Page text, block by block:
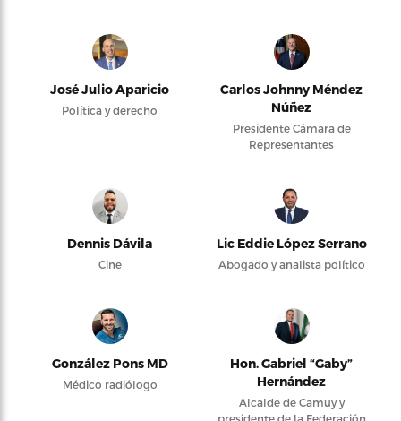
José Julio Aparicio
Política y derecho
Carlos Johnny Méndez
Núñez
Presidente Cámara de
Representantes
Dennis Dávila
Cine
Lic Eddie López Serrano
Abogado y analista político
González Pons MD
Médico radiólogo
Hon. Gabriel “Gaby”
Hernández
Alcalde de Camuy y
presidente de la Federación